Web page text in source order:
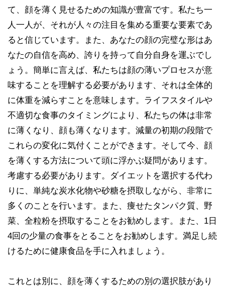
て、顔を薄く見せるための知識が豊富です。私たち一
人一人が、それが人々の注目を集める重要な要素であ
ると信じています。また、あなたの顔の完璧な形はあ
なたの自信を高め、誇りを持って自分自身を運ぶでし
ょう。簡単に言えば、私たちは顔の薄いプロセスが意
味することを理解する必要があります、それは全体的
に体重を減らすことを意味します。ライフスタイルや
不適切な食事のタイミングにより、私たちの体は非常
に薄くなり、顔も薄くなります。減量の初期の段階で
これらの変化に気付くことができます。そして今、顔
を薄くする方法について頭に浮かぶ疑問があります。
考慮する必要があります。ダイエットを選択する代わ
りに、単純な炭水化物や砂糖を摂取しながら、非常に
多くのことを行います。また、痩せたタンパク質、野
菜、全粒粉を摂取することをお勧めします。また、1日
4回の少量の食事をとることをお勧めします。満足し続
けるために健康食品を手に入れましょう。
これとは別に、顔を薄くするための別の選択肢があり